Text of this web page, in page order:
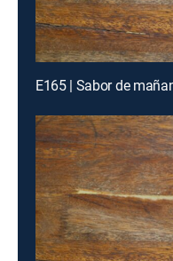
E165 | Sabor de